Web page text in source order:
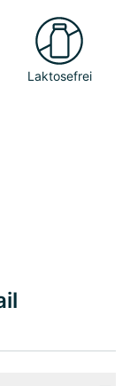
Laktosefrei